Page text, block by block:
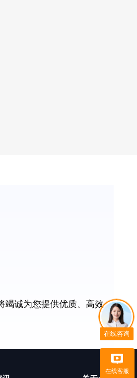
竭诚为您提供优质、高效
在线咨询
在线客服